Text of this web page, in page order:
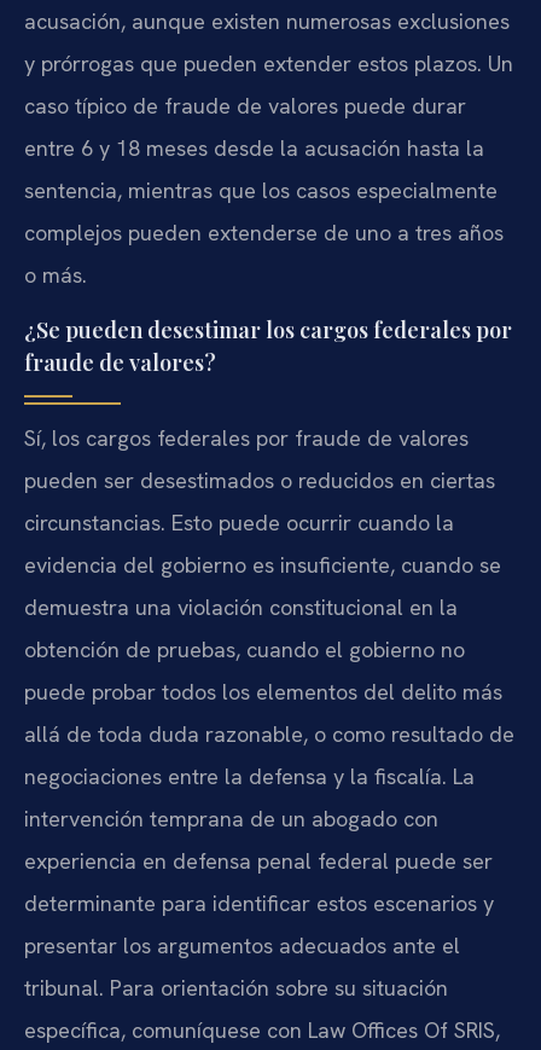
acusación, aunque existen numerosas exclusiones
y prórrogas que pueden extender estos plazos. Un
caso típico de fraude de valores puede durar
entre 6 y 18 meses desde la acusación hasta la
sentencia, mientras que los casos especialmente
complejos pueden extenderse de uno a tres años
o más.
¿Se pueden desestimar los cargos federales por
fraude de valores?
Sí, los cargos federales por fraude de valores
pueden ser desestimados o reducidos en ciertas
circunstancias. Esto puede ocurrir cuando la
evidencia del gobierno es insuficiente, cuando se
demuestra una violación constitucional en la
obtención de pruebas, cuando el gobierno no
puede probar todos los elementos del delito más
allá de toda duda razonable, o como resultado de
negociaciones entre la defensa y la fiscalía. La
intervención temprana de un abogado con
experiencia en defensa penal federal puede ser
determinante para identificar estos escenarios y
presentar los argumentos adecuados ante el
tribunal. Para orientación sobre su situación
específica, comuníquese con Law Offices Of SRIS,